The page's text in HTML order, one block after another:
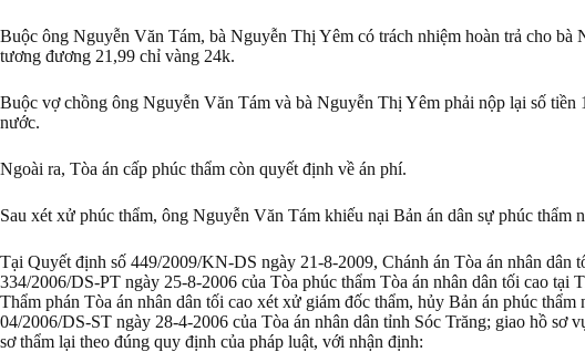
Buộc ông Nguyễn Văn Tám, bà Nguyễn Thị Yêm có trách nhiệm hoàn trả cho bà
tương đương 21,99 chỉ vàng 24k.
Buộc vợ chồng ông Nguyễn Văn Tám và bà Nguyễn Thị Yêm phải nộp lại số tiền
nước.
Ngoài ra, Tòa án cấp phúc thẩm còn quyết định về án phí.
Sau xét xử phúc thẩm, ông Nguyễn Văn Tám khiếu nại Bản án dân sự phúc thẩm
Tại Quyết định số 449/2009/KN-DS ngày 21-8-2009, Chánh án Tòa án nhân dân
334/2006/DS-PT ngày 25-8-2006 của Tòa phúc thẩm Tòa án nhân dân tối cao
Thẩm phán Tòa án nhân dân tối cao xét xử giám đốc thẩm, hủy Bản án phúc thẩm
04/2006/DS-ST ngày 28-4-2006 của Tòa án nhân dân tỉnh Sóc Trăng; giao hồ sơ
sơ thẩm lại theo đúng quy định của pháp luật, với nhận định: